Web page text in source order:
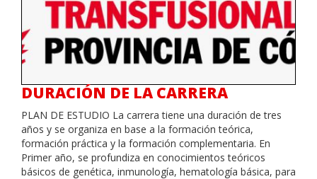
DURACIÓN DE LA CARRERA
PLAN DE ESTUDIO La carrera tiene una duración de tres
años y se organiza en base a la formación teórica,
formación práctica y la formación complementaria. En
Primer año, se profundiza en conocimientos teóricos
básicos de genética, inmunología, hematología básica, para